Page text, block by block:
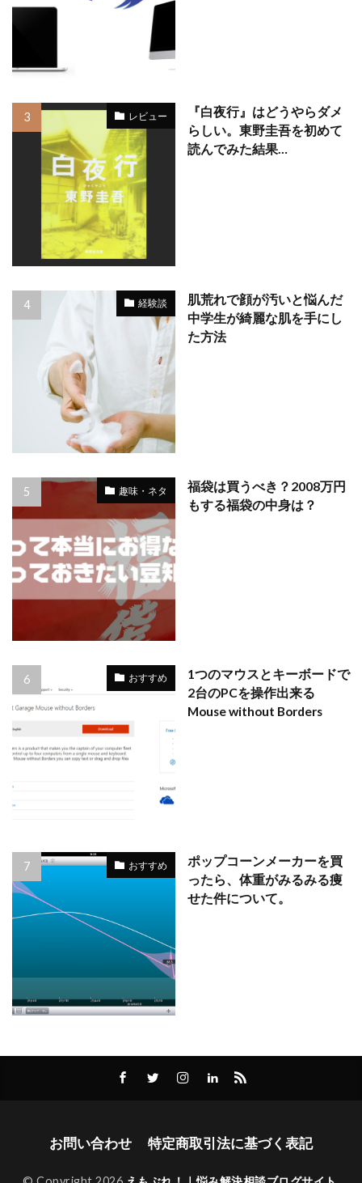
レビュー
『白夜行』はどうやらダメ
らしい。東野圭吾を初めて
読んでみた結果…
経験談
肌荒れで顔が汚いと悩んだ
中学生が綺麗な肌を手にし
た方法
趣味・ネタ
福袋は買うべき？2008万円
もする福袋の中身は？
おすすめ
1つのマウスとキーボードで
2台のPCを操作出来る
Mouse without Borders
おすすめ
ポップコーンメーカーを買
ったら、体重がみるみる痩
せた件について。
お問い合わせ 特定商取引法に基づく表記